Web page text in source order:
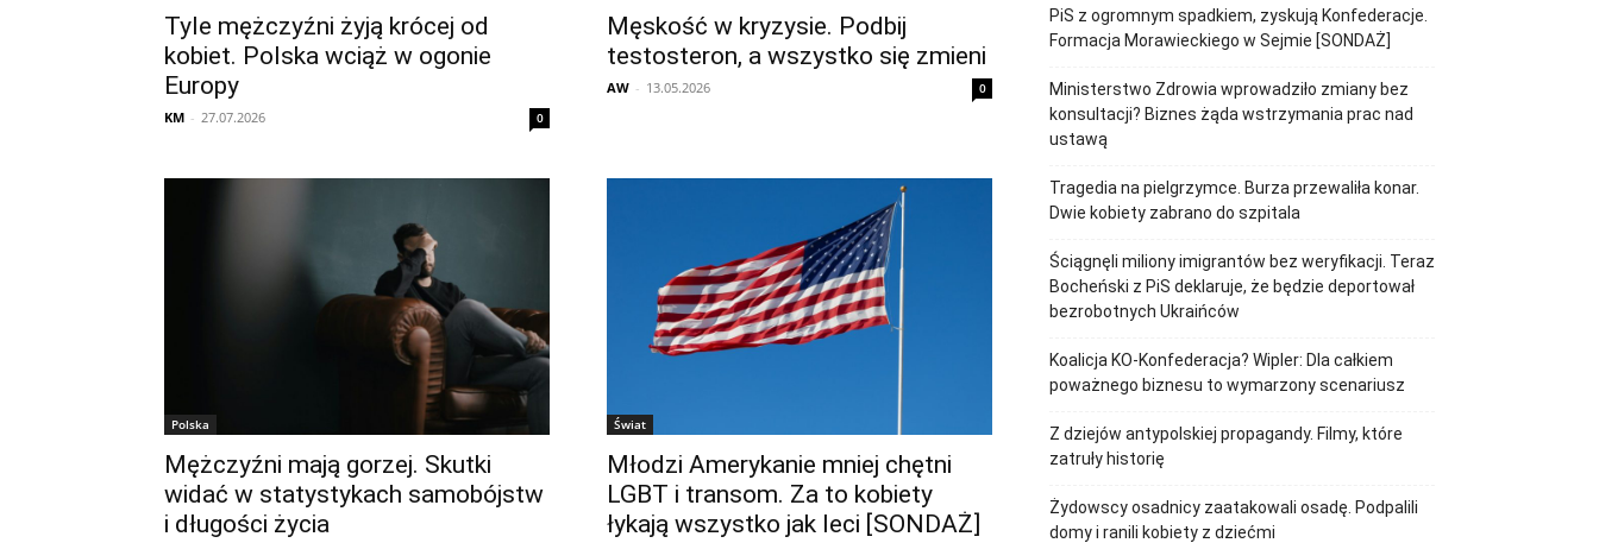
Tyle mężczyźni żyją krócej od
kobiet. Polska wciąż w ogonie
Europy
KM - 27.07.2026 0
Męskość w kryzysie. Podbij
testosteron, a wszystko się zmieni
AW - 13.05.2026 0
Polska
Mężczyźni mają gorzej. Skutki
widać w statystykach samobójstw
i długości życia
Świat
Młodzi Amerykanie mniej chętni
LGBT i transom. Za to kobiety
łykają wszystko jak leci [SONDAŻ]
PiS z ogromnym spadkiem, zyskują Konfederacje.
Formacja Morawieckiego w Sejmie [SONDAŻ]
Ministerstwo Zdrowia wprowadziło zmiany bez
konsultacji? Biznes żąda wstrzymania prac nad
ustawą
Tragedia na pielgrzymce. Burza przewaliła konar.
Dwie kobiety zabrano do szpitala
Ściągnęli miliony imigrantów bez weryfikacji. Teraz
Bocheński z PiS deklaruje, że będzie deportował
bezrobotnych Ukraińców
Koalicja KO-Konfederacja? Wipler: Dla całkiem
poważnego biznesu to wymarzony scenariusz
Z dziejów antypolskiej propagandy. Filmy, które
zatruły historię
Żydowscy osadnicy zaatakowali osadę. Podpalili
domy i ranili kobiety z dziećmi